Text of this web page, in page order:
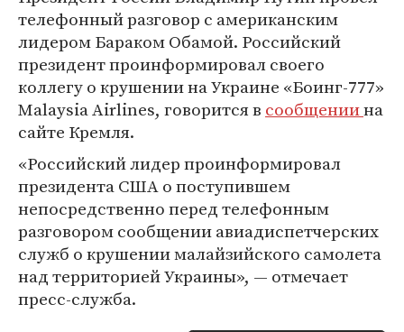
телефонный разговор с американским
лидером Бараком Обамой. Российский
президент проинформировал своего
коллегу о крушении на Украине «Боинг-777»
Malaysia Airlines, говорится в сообщениина
сайте Кремля.
«Российский лидер проинформировал
президента США о поступившем
непосредственно перед телефонным
разговором сообщении авиадиспетчерских
служб о крушении малайзийского самолета
над территорией Украины», — отмечает
пресс-служба.